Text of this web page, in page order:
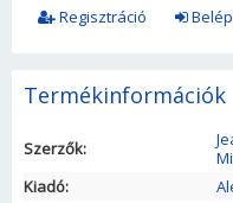
Regisztráció
Termékinformációk
Szerzők:
Kiadó: